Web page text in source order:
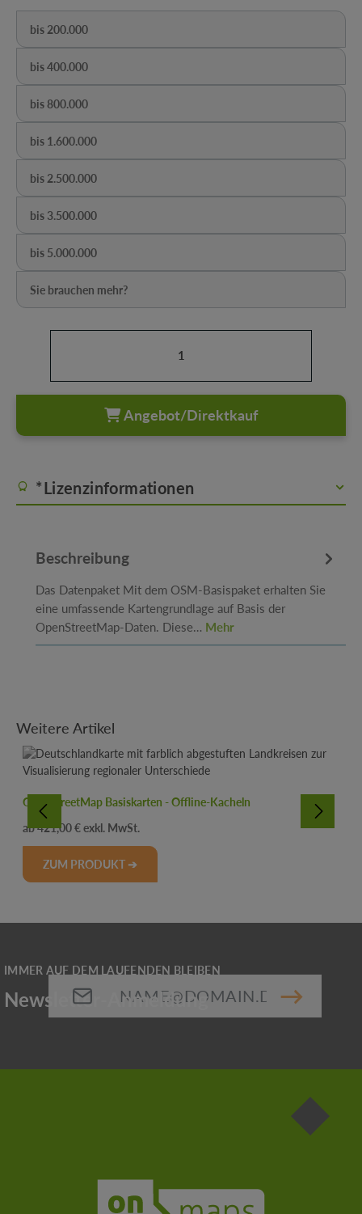
bis 200.000
(Diese Option ist zurzeit nicht verfügbar.)
bis 400.000
(Diese Option ist zurzeit nicht verfügbar.)
bis 800.000
(Diese Option ist zurzeit nicht verfügbar.)
bis 1.600.000
(Diese Option ist zurzeit nicht verfügbar.)
bis 2.500.000
(Diese Option ist zurzeit nicht verfügbar.)
bis 3.500.000
(Diese Option ist zurzeit nicht verfügbar.)
bis 5.000.000
(Diese Option ist zurzeit nicht verfügbar.)
Sie brauchen mehr?
(Diese Option ist zurzeit nicht verfügbar.)
Angebot/Direktkauf
*Lizenzinformationen
Beschreibung
Das Datenpaket Mit dem OSM-Basispaket erhalten Sie
eine umfassende Kartengrundlage auf Basis der
OpenStreetMap-Daten. Diese… Mehr
Produktgalerie überspringen
Weitere Artikel
OpenStreetMap Basiskarten - Offline-Kacheln
Regulärer Preis:
421,00 €
ZUM PRODUKT ➔
Pflichtfelder.